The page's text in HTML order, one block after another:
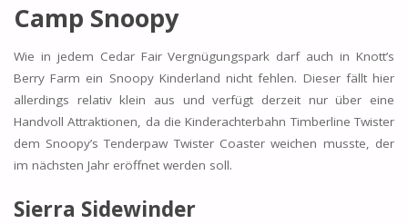
Camp Snoopy
Wie in jedem Cedar Fair Vergnügungspark darf auch in Knott’s
Berry Farm ein Snoopy Kinderland nicht fehlen. Dieser fällt hier
allerdings relativ klein aus und verfügt derzeit nur über eine
Handvoll Attraktionen, da die Kinderachterbahn Timberline Twister
dem Snoopy’s Tenderpaw Twister Coaster weichen musste, der
im nächsten Jahr eröffnet werden soll.
Sierra Sidewinder